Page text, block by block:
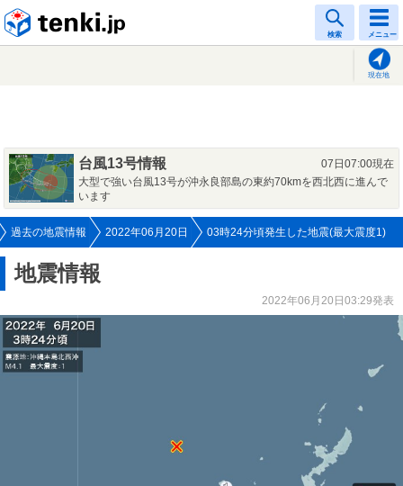
検索 メニュー
現在地
台風13号情報
07日07:00現在
大型で強い台風13号が沖永良部島の東約70kmを西北西に進んで
います
過去の地震情報 2022年06月20日 03時24分頃発生した地震(最大震度1)
地震情報
2022年06月20日03:29発表